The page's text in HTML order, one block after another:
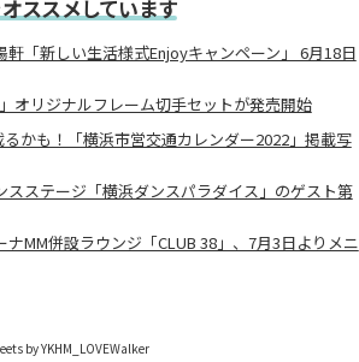
ススメしています
「新しい生活様式Enjoyキャンペーン」 6月18日
オリジナルフレーム切手セットが発売開始
かも！「横浜市営交通カレンダー2022」掲載写
ステージ「横浜ダンスパラダイス」のゲスト第
MM併設ラウンジ「CLUB 38」、7月3日よりメニ
by YKHM_LOVEWalker